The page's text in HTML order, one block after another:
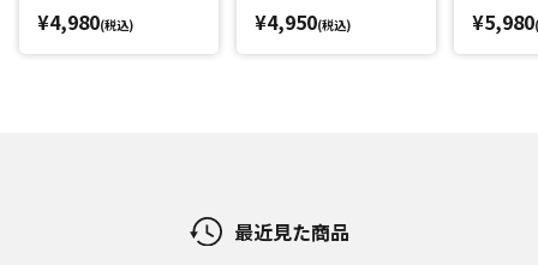
¥4,980(税込) ¥4,950(税込) ¥5,980
最近見た商品